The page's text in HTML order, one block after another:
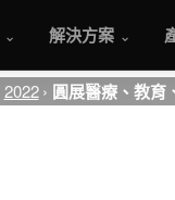
解決方案
2022 圓展醫療、教育